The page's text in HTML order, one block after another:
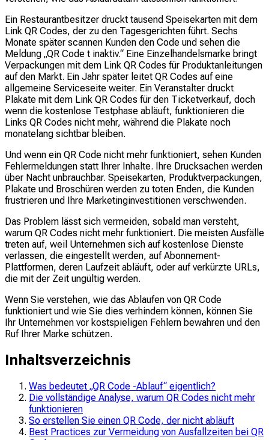
Ein Restaurantbesitzer druckt tausend Speisekarten mit dem
Link QR Codes, der zu den Tagesgerichten führt. Sechs
Monate später scannen Kunden den Code und sehen die
Meldung „QR Code t inaktiv.“ Eine Einzelhandelsmarke bringt
Verpackungen mit dem Link QR Codes für Produktanleitungen
auf den Markt. Ein Jahr später leitet QR Codes auf eine
allgemeine Serviceseite weiter. Ein Veranstalter druckt
Plakate mit dem Link QR Codes für den Ticketverkauf, doch
wenn die kostenlose Testphase abläuft, funktionieren die
Links QR Codes nicht mehr, während die Plakate noch
monatelang sichtbar bleiben.
Und wenn ein QR Code nicht mehr funktioniert, sehen Kunden
Fehlermeldungen statt Ihrer Inhalte. Ihre Drucksachen werden
über Nacht unbrauchbar. Speisekarten, Produktverpackungen,
Plakate und Broschüren werden zu toten Enden, die Kunden
frustrieren und Ihre Marketinginvestitionen verschwenden.
Das Problem lässt sich vermeiden, sobald man versteht,
warum QR Codes nicht mehr funktioniert. Die meisten Ausfälle
treten auf, weil Unternehmen sich auf kostenlose Dienste
verlassen, die eingestellt werden, auf Abonnement-
Plattformen, deren Laufzeit abläuft, oder auf verkürzte URLs,
die mit der Zeit ungültig werden.
Wenn Sie verstehen, wie das Ablaufen von QR Code
funktioniert und wie Sie dies verhindern können, können Sie
Ihr Unternehmen vor kostspieligen Fehlern bewahren und den
Ruf Ihrer Marke schützen.
Inhaltsverzeichnis
Was bedeutet „QR Code -Ablauf“ eigentlich?
Die vollständige Analyse, warum QR Codes nicht mehr
funktionieren
So erstellen Sie einen QR Code, der nicht abläuft
Best Practices zur Vermeidung von Ausfallzeiten bei QR